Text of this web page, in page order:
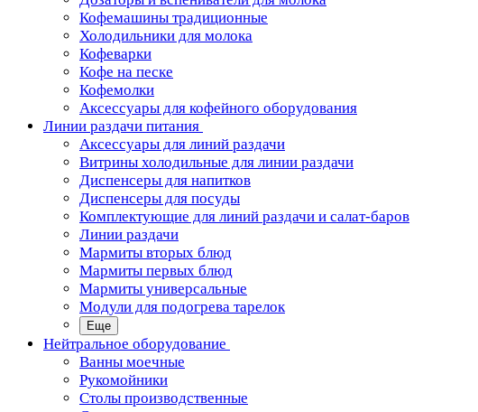
Кофемашины традиционные
Холодильники для молока
Кофеварки
Кофе на песке
Кофемолки
Аксессуары для кофейного оборудования
Линии раздачи питания
Аксессуары для линий раздачи
Витрины холодильные для линии раздачи
Диспенсеры для напитков
Диспенсеры для посуды
Комплектующие для линий раздачи и салат-баров
Линии раздачи
Мармиты вторых блюд
Мармиты первых блюд
Мармиты универсальные
Модули для подогрева тарелок
Еще
Нейтральное оборудование
Ванны моечные
Рукомойники
Столы производственные